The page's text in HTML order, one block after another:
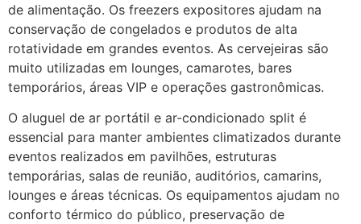
de alimentação. Os freezers expositores ajudam na
conservação de congelados e produtos de alta
rotatividade em grandes eventos. As cervejeiras são
muito utilizadas em lounges, camarotes, bares
temporários, áreas VIP e operações gastronômicas.
O aluguel de ar portátil e ar-condicionado split é
essencial para manter ambientes climatizados durante
eventos realizados em pavilhões, estruturas
temporárias, salas de reunião, auditórios, camarins,
lounges e áreas técnicas. Os equipamentos ajudam no
conforto térmico do público, preservação de